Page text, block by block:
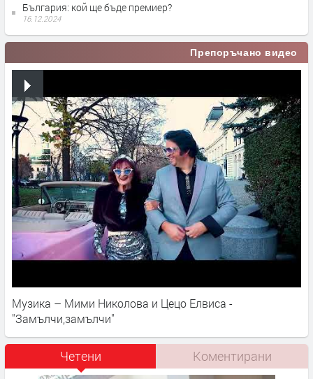
България: кой ще бъде премиер?
16.12.2024
Препоръчано видео
Музика – Мими Николова и Цецо Елвиса -
"Замълчи,замълчи"
Четени Коментирани